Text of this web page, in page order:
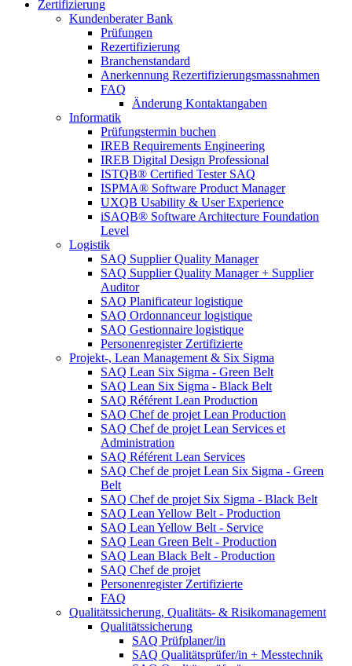
Zertifizierung
Kundenberater Bank
Prüfungen
Rezertifizierung
Branchenstandard
Anerkennung Rezertifizierungsmassnahmen
FAQ
Änderung Kontaktangaben
Informatik
Prüfungstermin buchen
IREB Requirements Engineering
IREB Digital Design Professional
ISTQB® Certified Tester SAQ
ISPMA® Software Product Manager
UXQB Usability & User Experience
iSAQB® Software Architecture Foundation
Level
Logistik
SAQ Supplier Quality Manager
SAQ Supplier Quality Manager + Supplier
Auditor
SAQ Planificateur logistique
SAQ Ordonnanceur logistique
SAQ Gestionnaire logistique
Personenregister Zertifizierte
Projekt-, Lean Management & Six Sigma
SAQ Lean Six Sigma - Green Belt
SAQ Lean Six Sigma - Black Belt
SAQ Référent Lean Production
SAQ Chef de projet Lean Production
SAQ Chef de projet Lean Services et
Administration
SAQ Référent Lean Services
SAQ Chef de projet Lean Six Sigma - Green
Belt
SAQ Chef de projet Six Sigma - Black Belt
SAQ Lean Yellow Belt - Production
SAQ Lean Yellow Belt - Service
SAQ Lean Green Belt - Production
SAQ Lean Black Belt - Production
SAQ Chef de projet
Personenregister Zertifizierte
FAQ
Qualitätssicherung, Qualitäts- & Risikomanagement
Qualitätssicherung
SAQ Prüfplaner/in
SAQ Qualitätsprüfer/in + Messtechnik